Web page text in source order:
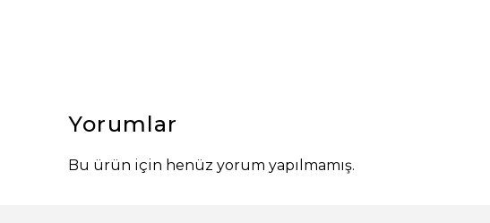
Yorumlar
Bu ürün için henüz yorum yapılmamış.